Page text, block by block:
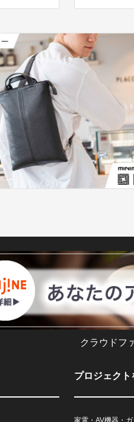
クラウドフ
プロジェクト
家電・AV機器・ガ